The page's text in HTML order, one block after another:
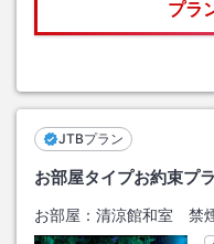
プラ
JTBプラン
お部屋タイプお約束プ
お部屋： 清涼館和室 禁